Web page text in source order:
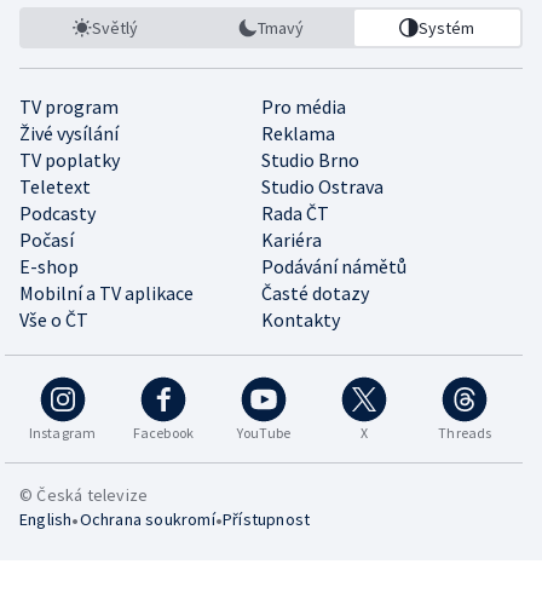
Světlý Tmavý Systém
TV program
Pro média
Živé vysílání
Reklama
TV poplatky
Studio Brno
Teletext
Studio Ostrava
Podcasty
Rada ČT
Počasí
Kariéra
E-shop
Podávání námětů
Mobilní a TV aplikace
Časté dotazy
Vše o ČT
Kontakty
Instagram Facebook YouTube X Threads
© Česká televize
English•Ochrana soukromí•Přístupnost